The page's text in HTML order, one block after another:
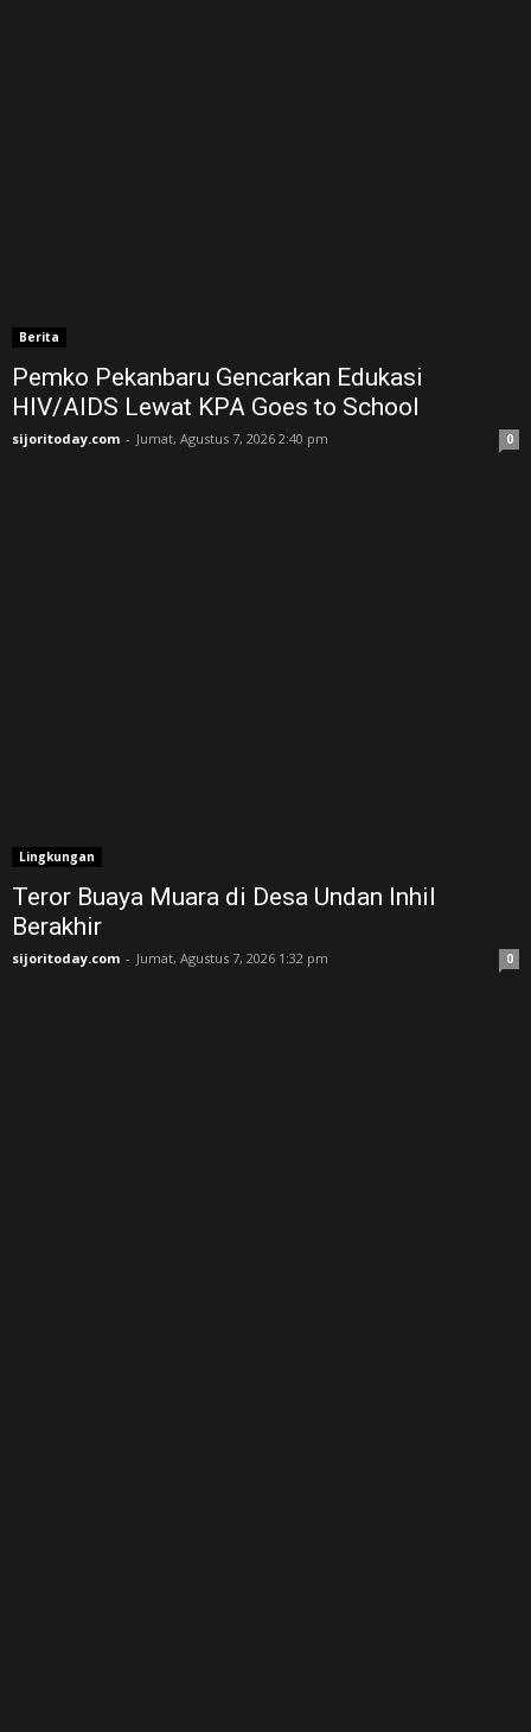
Berita
Pemko Pekanbaru Gencarkan Edukasi
HIV/AIDS Lewat KPA Goes to School
sijoritoday.com - Jumat, Agustus 7, 2026 2:40 pm 0
Lingkungan
Teror Buaya Muara di Desa Undan Inhil
Berakhir
sijoritoday.com - Jumat, Agustus 7, 2026 1:32 pm 0